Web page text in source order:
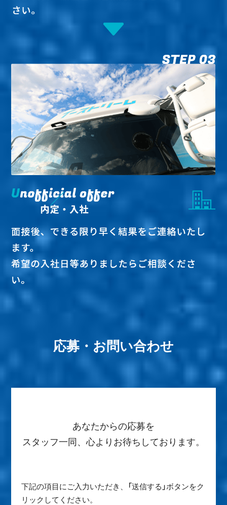
応募・お問い合わせ
あなたからの応募を
スタッフ一同、心よりお待ちしております。
下記の項目にご入力いただき、「送信する」ボタンをク
リックしてください。